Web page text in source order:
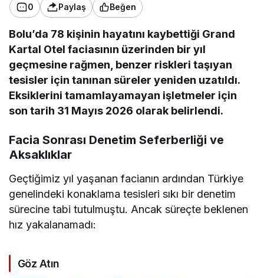
0 Paylaş Beğen
Bolu’da 78 kişinin hayatını kaybettiği Grand
Kartal Otel faciasının üzerinden bir yıl
geçmesine rağmen, benzer riskleri taşıyan
tesisler için tanınan süreler yeniden uzatıldı.
Eksiklerini tamamlayamayan işletmeler için
son tarih 31 Mayıs 2026 olarak belirlendi.
Facia Sonrası Denetim Seferberliği ve
Aksaklıklar
Geçtiğimiz yıl yaşanan facianın ardından Türkiye
genelindeki konaklama tesisleri sıkı bir denetim
sürecine tabi tutulmuştu. Ancak süreçte beklenen
hız yakalanamadı:
Göz Atın